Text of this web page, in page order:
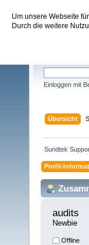
Um unsere Webseite
Durch die weitere
Einloggen mit
Übersicht
Sundtek
Profil-
audits
Newbie
Offline